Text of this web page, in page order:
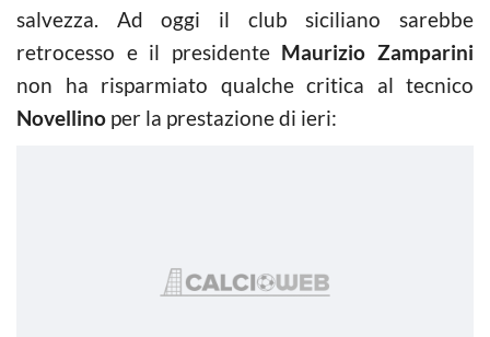
salvezza. Ad oggi il club siciliano sarebbe
retrocesso e il presidente Maurizio Zamparini
non ha risparmiato qualche critica al tecnico
Novellino per la prestazione di ieri: